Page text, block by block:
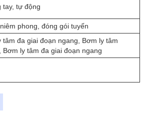
tay, tự động
phong, đóng gói tuyến
tâm đa giai đoạn ngang, Bơm ly tâm
Bơm ly tâm đa giai đoạn ngang